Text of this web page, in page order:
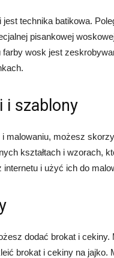
technika batikowa.
pisankowej
wosk jest
i szablony
malowaniu, możesz
kształtach i wzorach,
i użyć ich do
dodać brokat i
brokat i cekiny na